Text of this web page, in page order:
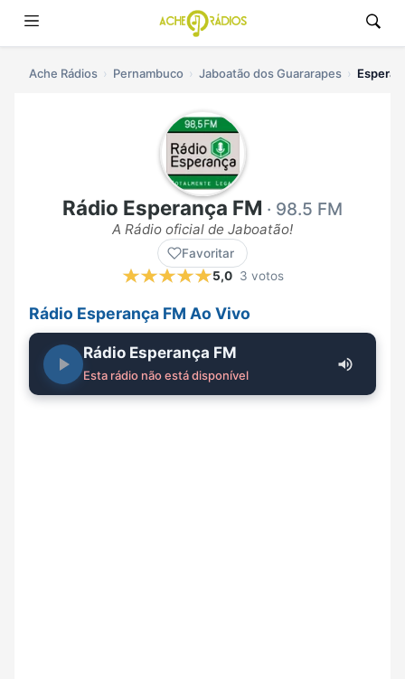
Ache Rádios Pernambuco Jaboatão dos Guararapes
Rádio Esperança FM · 98.5 FM
A Rádio oficial de Jaboatão!
Favoritar
5,0 3 votos
Rádio Esperança FM Ao Vivo
Rádio Esperança FM
Esta rádio não está disponível